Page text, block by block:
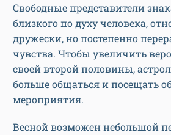
Свободные представители
близкого по духу человека,
дружески, но постепенно
чувства. Чтобы увеличить
своей второй половины,
больше общаться и посещать
мероприятия.
Весной возможен небольшой